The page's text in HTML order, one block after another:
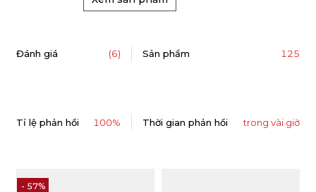
- 57%
Đánh giá (6) Sản phẩm 125
Tỉ lệ phản hồi 100% Thời gian phản hồi trong vài giờ